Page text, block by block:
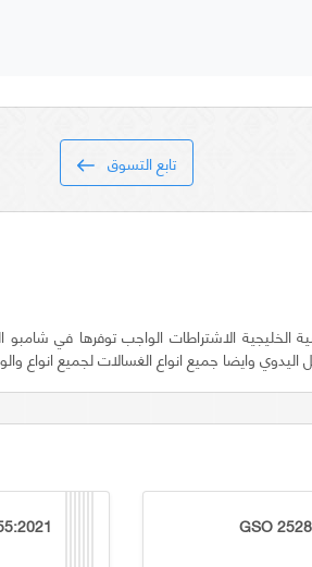
تابع التسوق
الخليجية الاشتراطات الواجب توفرها في
وايضا جميع انواع الغسالات لجميع انواع
GSO